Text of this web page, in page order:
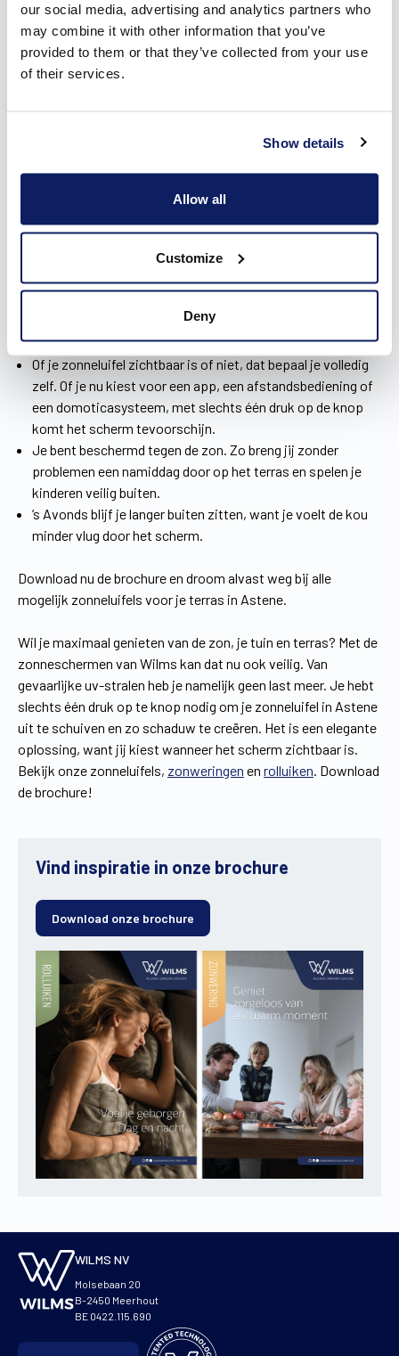
our social media, advertising and analytics partners who
may combine it with other information that you’ve
provided to them or that they’ve collected from your use
of their services.
Show details
Allow all
Customize
Deny
De voordelen van een zonnescherm in Astene
in Astene. Er gaan dan ook heel wat voordelen
gepaard met zo'n scherm.
Of je zonneluifel zichtbaar is of niet, dat bepaal je volledig
zelf. Of je nu kiest voor een app, een afstandsbediening of
een domoticasysteem, met slechts één druk op de knop
komt het scherm tevoorschijn.
Je bent beschermd tegen de zon. Zo breng jij zonder
problemen een namiddag door op het terras en spelen je
kinderen veilig buiten.
’s Avonds blijf je langer buiten zitten, want je voelt de kou
minder vlug door het scherm.
Download nu de brochure en droom alvast weg bij alle
mogelijk zonneluifels voor je terras in Astene.
Wil je maximaal genieten van de zon, je tuin en terras? Met de
zonneschermen van Wilms kan dat nu ook veilig. Van
gevaarlijke uv-stralen heb je namelijk geen last meer. Je hebt
slechts één druk op te knop nodig om je zonneluifel in Astene
uit te schuiven en zo schaduw te creëren. Het is een elegante
oplossing, want jij kiest wanneer het scherm zichtbaar is.
Bekijk onze zonneluifels, zonweringen en rolluiken. Download
de brochure!
Vind inspiratie in onze brochure
Download onze brochure
WILMS NV
Molsebaan 20
B-2450 Meerhout
BE 0422.115.690